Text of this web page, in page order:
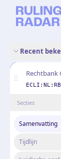
Recent
Rechtbank
Secties
Samenvatting
Tijdlijn